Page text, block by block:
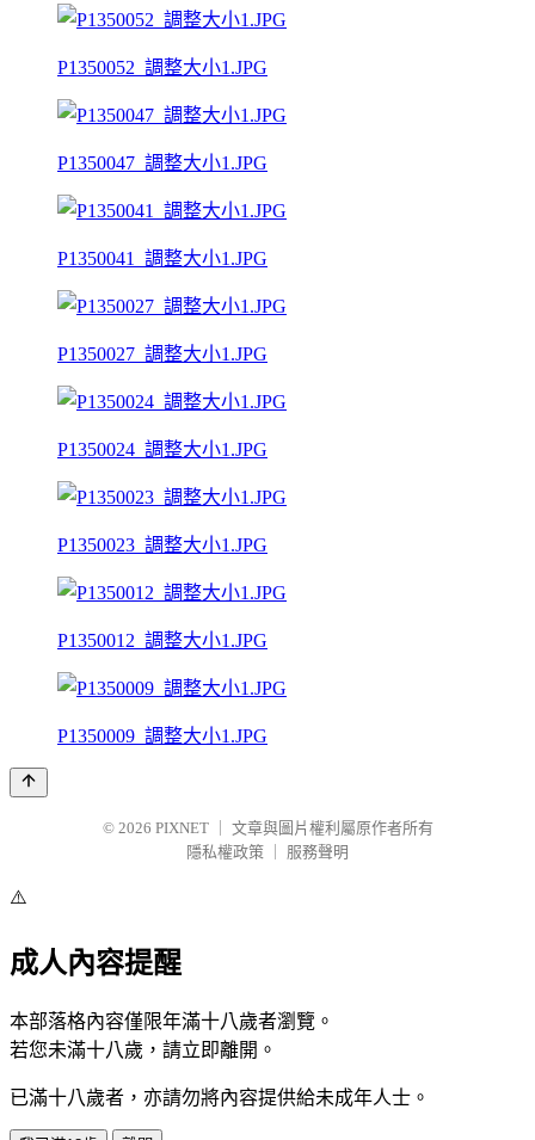
P1350052_調整大小1.JPG
P1350047_調整大小1.JPG
P1350041_調整大小1.JPG
P1350027_調整大小1.JPG
P1350024_調整大小1.JPG
P1350023_調整大小1.JPG
P1350012_調整大小1.JPG
P1350009_調整大小1.JPG
© 2026 PIXNET
文章與圖片權利屬原作者所有
隱私權政策
服務聲明
⚠️
成人內容提醒
本部落格內容僅限年滿十八歲者瀏覽。
若您未滿十八歲，請立即離開。
已滿十八歲者，亦請勿將內容提供給未成年人士。